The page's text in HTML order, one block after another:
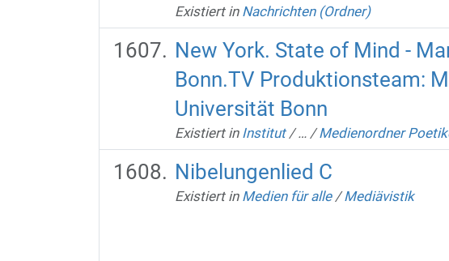
Existiert in Nachrichten (Ordner)
New York. State of Mind -
Bonn.TV Produktionsteam:
Universität Bonn
Existiert in Institut /… /Medienordner
Nibelungenlied C
Existiert in Medien für alle /Mediävistik